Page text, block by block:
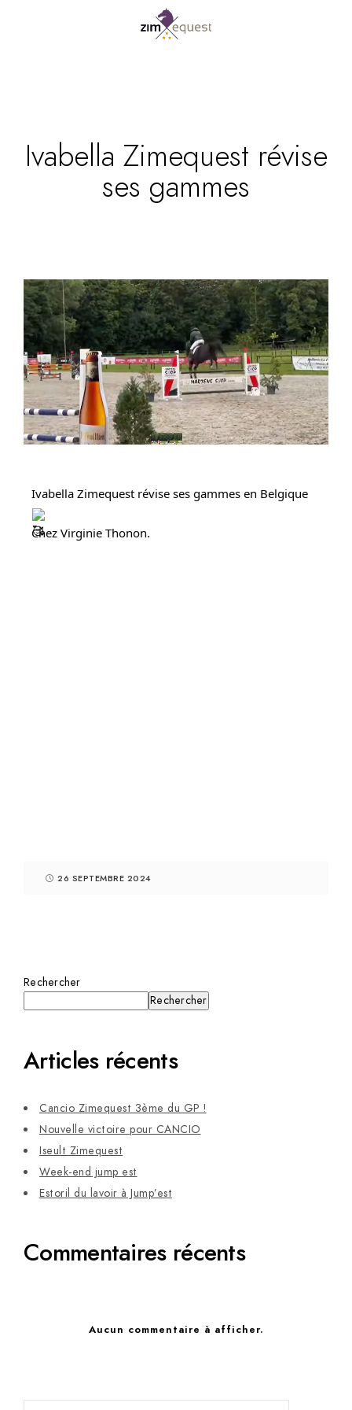
Ivabella Zimequest révise
ses gammes
Ivabella Zimequest révise ses gammes en Belgique
Chez Virginie Thonon.
26 SEPTEMBRE 2024
Rechercher
Rechercher
Articles récents
Cancio Zimequest 3ème du GP !
Nouvelle victoire pour CANCIO
Iseult Zimequest
Week-end jump est
Estoril du lavoir à Jump’est
Commentaires récents
Aucun commentaire à afficher.